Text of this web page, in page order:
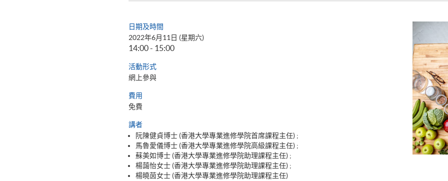
日期及時間
2022年6月11日 (星期六)
14:00 - 15:00
活動形式
網上參與
費用
免費
講者
阮陳健貞博士 (香港大學專業進修學院首席課程主任) ;
馬魯愛儀博士 (香港大學專業進修學院高級課程主任) ;
蘇美如博士 (香港大學專業進修學院助理課程主任) ;
楊藹怡女士 (香港大學專業進修學院助理課程主任) ;
楊曉茵女士 (香港大學專業進修學院助理課程主任)